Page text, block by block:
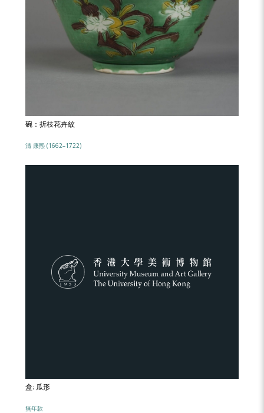
碗：折枝花卉紋
清 康熙 (1662–1722)
盒: 瓜形
無年款